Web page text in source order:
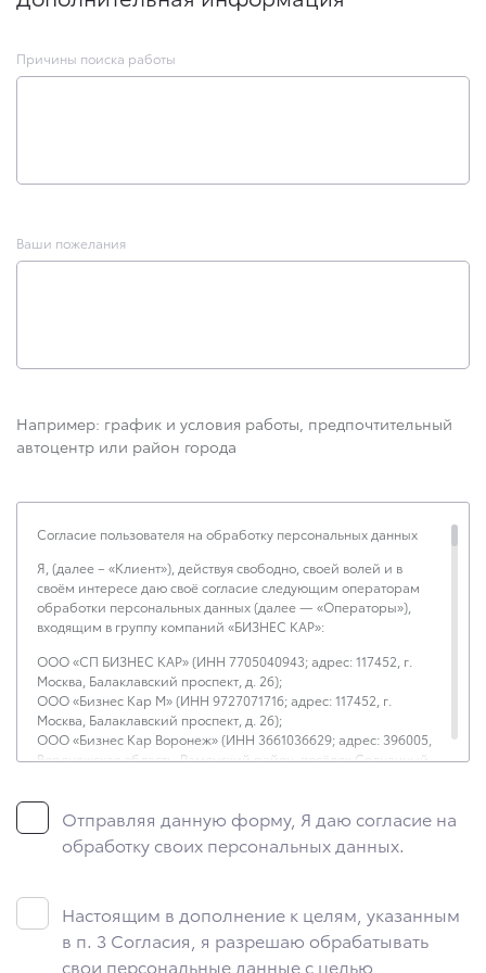
Причины поиска работы
Ваши пожелания
Например: график и условия работы, предпочтительный
автоцентр или район города
Согласие пользователя на обработку персональных данных
Я, (далее – «Клиент»), действуя свободно, своей волей и в
своём интересе даю своё согласие следующим операторам
обработки персональных данных (далее — «Операторы»),
входящим в группу компаний «БИЗНЕС КАР»:
ООО «СП БИЗНЕС КАР» (ИНН 7705040943; адрес: 117452, г.
Москва, Балаклавский проспект, д. 26);
ООО «Бизнес Кар М» (ИНН 9727071716; адрес: 117452, г.
Москва, Балаклавский проспект, д. 26);
ООО «Бизнес Кар Воронеж» (ИНН 3661036629; адрес: 396005,
Воронежская область, Рамонский район, посёлок Солнечный,
ООО «Бизнес Кар Каспий» (ИНН 3017051249; адрес: 414018,
Астраханская область, г. Астрахань, ул. Аэропортовское шоссе,
д. 48);
ООО «Бизнес Кар Кубань» (ИНН 0107014782; адрес: 385121,
ул. Тургеневское шоссе, 12Б);
ООО «Бизнес Кар Кузбасс» (ИНН 4205094825; адрес: 650070,
г. Кемерово, Ленинский район, ул. Тухачевского, 40/1);
ООО «Бизнес Кар Курск» (ИНН 4625004824; адрес: 305014, г.
Отправляя данную форму, Я даю согласие на
обработку своих персональных данных.
Настоящим в дополнение к целям, указанным
в п. 3 Согласия, я разрешаю обрабатывать
свои персональные данные с целью